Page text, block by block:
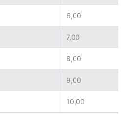
6,00
7,00
8,00
9,00
10,00